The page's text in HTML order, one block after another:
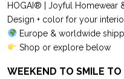
HOGAI® | Joyful Homewear
Design + color for your
Europe & worldwide
Shop or explore below
WEEKEND TO SMILE